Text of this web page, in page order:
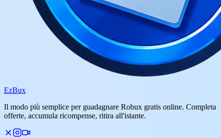
EzBux
Il modo più semplice per guadagnare Robux gratis online. Completa
offerte, accumula ricompense, ritira all'istante.